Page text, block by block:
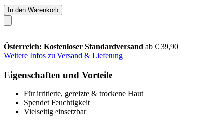
In den Warenkorb
Österreich: Kostenloser Standardversand ab € 39,90
Weitere Infos zu Versand & Lieferung
Eigenschaften und Vorteile
Für irritierte, gereizte & trockene Haut
Spendet Feuchtigkeit
Vielseitig einsetzbar